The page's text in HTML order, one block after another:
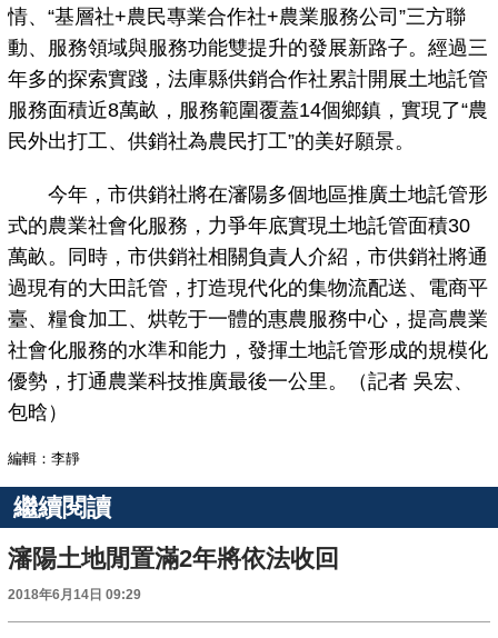
情、“基層社+農民專業合作社+農業服務公司”三方聯
動、服務領域與服務功能雙提升的發展新路子。經過三
年多的探索實踐，法庫縣供銷合作社累計開展土地託管
服務面積近8萬畝，服務範圍覆蓋14個鄉鎮，實現了“農
民外出打工、供銷社為農民打工”的美好願景。
今年，市供銷社將在瀋陽多個地區推廣土地託管形
式的農業社會化服務，力爭年底實現土地託管面積30
萬畝。同時，市供銷社相關負責人介紹，市供銷社將通
過現有的大田託管，打造現代化的集物流配送、電商平
臺、糧食加工、烘乾于一體的惠農服務中心，提高農業
社會化服務的水準和能力，發揮土地託管形成的規模化
優勢，打通農業科技推廣最後一公里。（記者 吳宏、
包晗）
編輯：李靜
繼續閱讀
瀋陽土地閒置滿2年將依法收回
2018年6月14日 09:29